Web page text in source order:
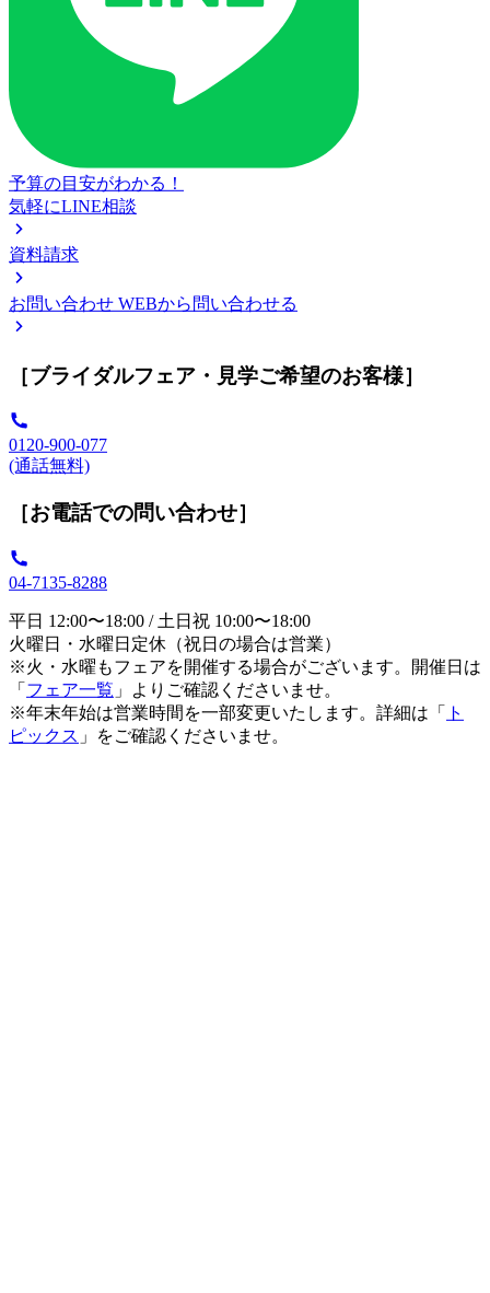
予算の目安がわかる！
気軽にLINE相談
資料請求
お問い合わせ WEBから問い合わせる
［ブライダルフェア・見学ご希望のお客様］
0120-900-077
(通話無料)
［お電話での問い合わせ］
04-7135-8288
平日 12:00〜18:00 / 土日祝 10:00〜18:00
火曜日・水曜日定休（祝日の場合は営業）
※火・水曜もフェアを開催する場合がございます。開催日は
「 フェア一覧 」よりご確認くださいませ。
※年末年始は営業時間を一部変更いたします。詳細は「
ト
ピックス 」をご確認くださいませ。